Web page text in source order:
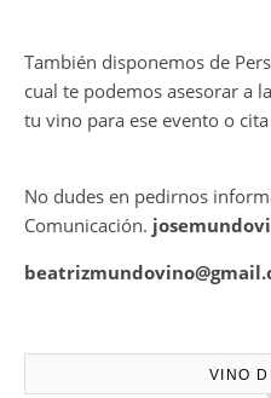
También disponemos de
cual te podemos asesorar a
tu vino para ese evento o
No dudes en pedirnos
Comunicación.
VINO